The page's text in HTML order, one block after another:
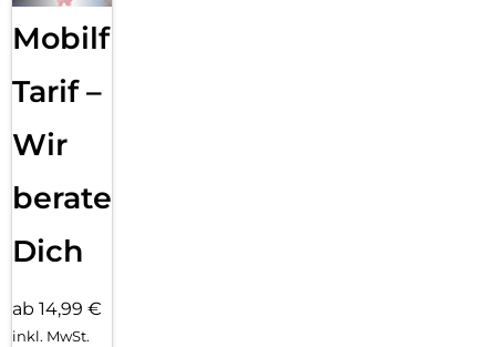
Mobilfunk
Tarif –
Wir
beraten
Dich
ab 14,99 €
inkl. MwSt.